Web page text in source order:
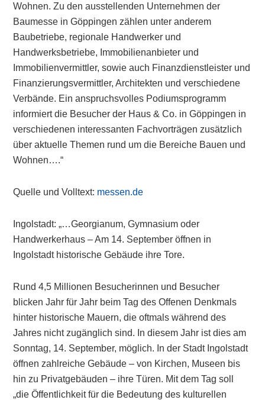
Wohnen. Zu den ausstellenden Unternehmen der
Baumesse in Göppingen zählen unter anderem
Baubetriebe, regionale Handwerker und
Handwerksbetriebe, Immobilienanbieter und
Immobilienvermittler, sowie auch Finanzdienstleister und
Finanzierungsvermittler, Architekten und verschiedene
Verbände. Ein anspruchsvolles Podiumsprogramm
informiert die Besucher der Haus & Co. in Göppingen in
verschiedenen interessanten Fachvorträgen zusätzlich
über aktuelle Themen rund um die Bereiche Bauen und
Wohnen….“
Quelle und Volltext: messen.de
Ingolstadt: „…Georgianum, Gymnasium oder
Handwerkerhaus – Am 14. September öffnen in
Ingolstadt historische Gebäude ihre Tore.
Rund 4,5 Millionen Besucherinnen und Besucher
blicken Jahr für Jahr beim Tag des Offenen Denkmals
hinter historische Mauern, die oftmals während des
Jahres nicht zugänglich sind. In diesem Jahr ist dies am
Sonntag, 14. September, möglich. In der Stadt Ingolstadt
öffnen zahlreiche Gebäude – von Kirchen, Museen bis
hin zu Privatgebäuden – ihre Türen. Mit dem Tag soll
„die Öffentlichkeit für die Bedeutung des kulturellen